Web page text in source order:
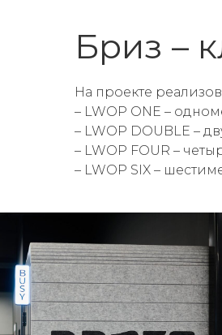
Бриз –
На проекте
– LWOP ONE –
– LWOP DOUBLE –
– LWOP FOUR –
– LWOP SIX –